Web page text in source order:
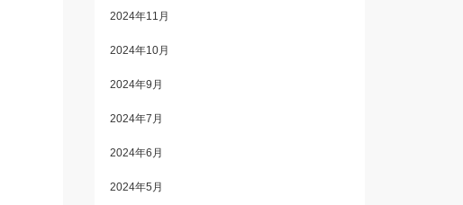
2024年11月
2024年10月
2024年9月
2024年7月
2024年6月
2024年5月